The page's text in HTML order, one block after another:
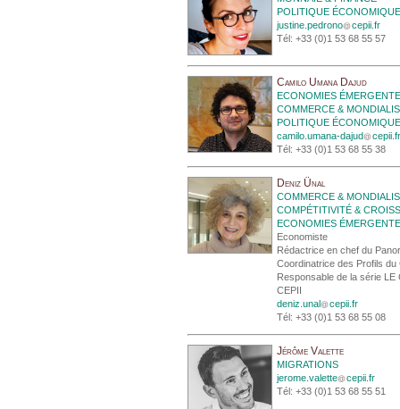
POLITIQUE ÉCONOMIQUE
justine.pedrono
cepii.fr
Tél: +33 (0)1 53 68 55 57
Camilo Umana Dajud
ECONOMIES
COMMERCE &
POLITIQUE ÉCONOMIQUE
camilo.umana-dajud
cepii.fr
Tél: +33 (0)1 53 68 55 38
Deniz Ünal
COMMERCE &
COMPÉTITIVITÉ &
ECONOMIES
Economiste
Rédactrice en chef du
Coordinatrice des Profils du
Responsable de la série LE
CEPII
deniz.unal
cepii.fr
Tél: +33 (0)1 53 68 55 08
Jérôme Valette
MIGRATIONS
jerome.valette
cepii.fr
Tél: +33 (0)1 53 68 55 51